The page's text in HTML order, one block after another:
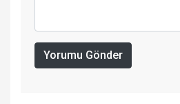
Yorumu Gönder